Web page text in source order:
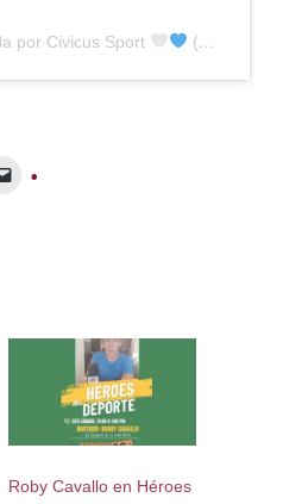
por Civicus Sport (@civicussport)
Roby Cavallo en Héroes